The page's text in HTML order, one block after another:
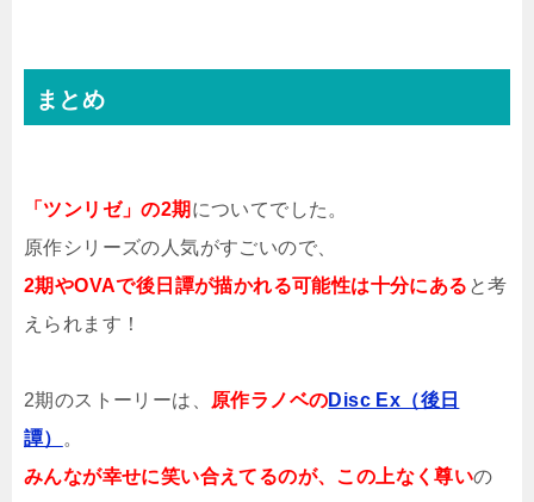
まとめ
「ツンリゼ」の2期 についてでした。
原作シリーズの人気がすごいので、
2期やOVAで後日譚が描かれる可能性は十分にある と考
えられます！
2期のストーリーは、 原作ラノベのDisc Ex（後日
譚）
。
みんなが幸せに笑い合えてるのが、この上なく尊いの